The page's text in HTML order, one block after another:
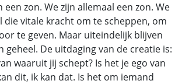
een zon. We zijn allemaal een zon. We
die vitale kracht om te scheppen, om
te geven. Maar uiteindelijk blijven
geheel. De uitdaging van de creatie is:
waaruit jij schept? Is het je ego van
dit, ik kan dat. Is het om iemand